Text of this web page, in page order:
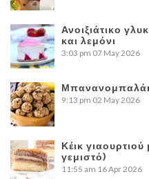
Ανοιξιάτικο
και λεμόνι
3:03 pm 07 May 2026
9:13 pm 02 May 2026
Κέικ
γεμιστό)
11:55 am 16 Apr 2026